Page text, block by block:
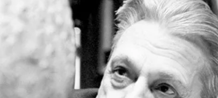
Президія НАН України
Апарат Президії
Секція фізико-технічних і математичних
наук